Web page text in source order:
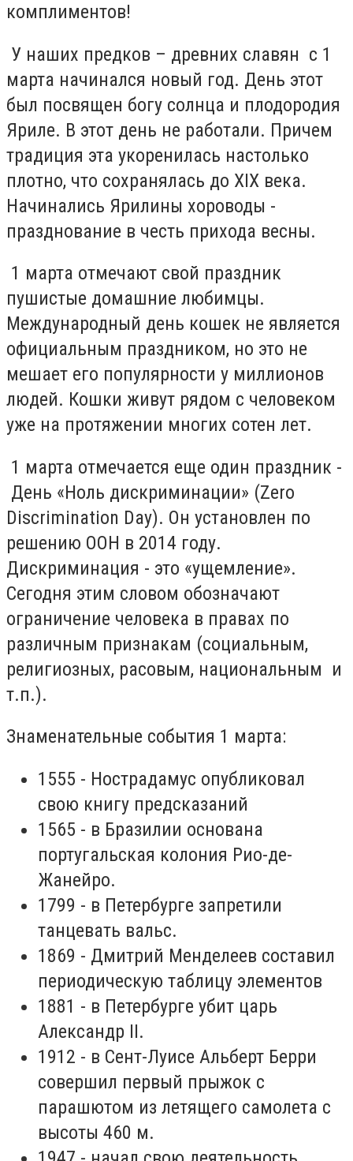
комплиментов!
У наших предков – древних славян с 1
марта начинался новый год. День этот
был посвящен богу солнца и плодородия
Яриле. В этот день не работали. Причем
традиция эта укоренилась настолько
плотно, что сохранялась до XIX века.
Начинались Ярилины хороводы -
празднование в честь прихода весны.
1 марта отмечают свой праздник
пушистые домашние любимцы.
Международный день кошек не является
официальным праздником, но это не
мешает его популярности у миллионов
людей. Кошки живут рядом с человеком
уже на протяжении многих сотен лет.
1 марта отмечается еще один праздник -
День «Ноль дискриминации» (Zero
Discrimination Day). Он установлен по
решению ООН в 2014 году.
Дискриминация - это «ущемление».
Сегодня этим словом обозначают
ограничение человека в правах по
различным признакам (социальным,
религиозных, расовым, национальным и
т.п.).
Знаменательные события 1 марта:
1555 - Нострадамус опубликовал
свою книгу предсказаний
1565 - в Бразилии основана
португальская колония Рио-де-
Жанейро.
1799 - в Петербурге запретили
танцевать вальс.
1869 - Дмитрий Менделеев составил
периодическую таблицу элементов
1881 - в Петербурге убит царь
Александр II.
1912 - в Сент-Луисе Альберт Берри
совершил первый прыжок с
парашютом из летящего самолета с
высоты 460 м.